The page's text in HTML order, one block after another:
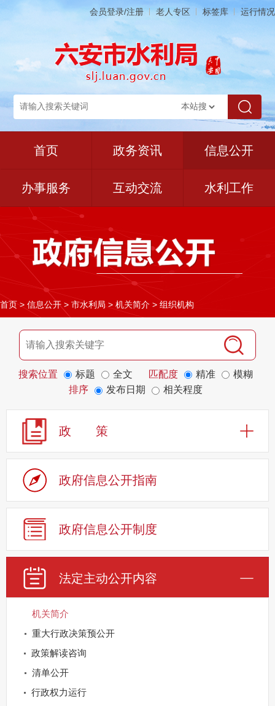
会员登录/注册 老人专区 标签库 运行情况
首页 政务资讯 信息公开
办事服务 互动交流 水利工作
首页> 信息公开 > 市水利局 > 机关简介 > 组织机构
搜索位置 标题 全文 匹配度 精准
模糊
排序
发布日期 相关程度
政 策
政府信息公开指南
政府信息公开制度
法定主动公开内容
机关简介
重大行政决策预公开
政策解读咨询
清单公开
行政权力运行